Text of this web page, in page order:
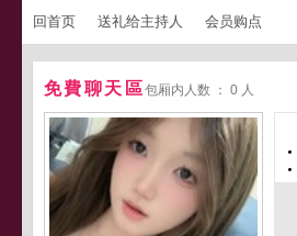
回首页 送礼给主持人 会员购点
免費聊天區包厢内人数 ： 0 人